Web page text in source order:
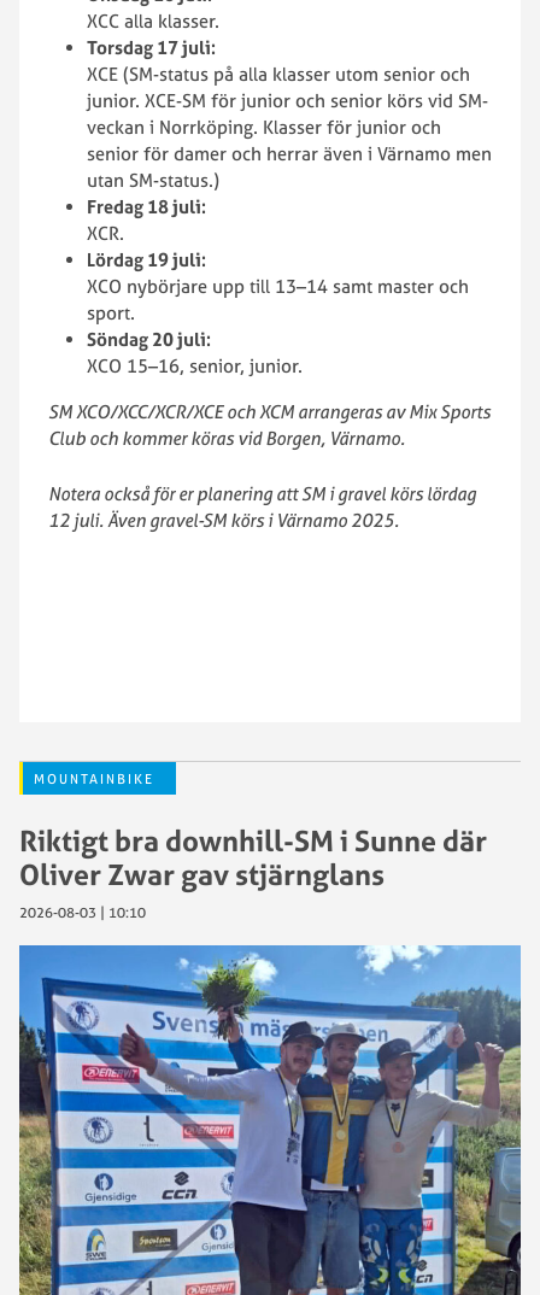
XCC alla klasser.
Torsdag 17 juli:
XCE (SM-status på alla klasser utom senior och
junior. XCE-SM för junior och senior körs vid SM-
veckan i Norrköping. Klasser för junior och
senior för damer och herrar även i Värnamo men
utan SM-status.)
Fredag 18 juli:
XCR.
Lördag 19 juli:
XCO nybörjare upp till 13–14 samt master och
sport.
Söndag 20 juli:
XCO 15–16, senior, junior.
SM XCO/XCC/XCR/XCE och XCM arrangeras av Mix Sports
Club och kommer köras vid Borgen, Värnamo.
Notera också för er planering att SM i gravel körs lördag
12 juli. Även gravel-SM körs i Värnamo 2025.
MOUNTAINBIKE
Riktigt bra downhill-SM i Sunne där
Oliver Zwar gav stjärnglans
2026-08-03 | 10:10